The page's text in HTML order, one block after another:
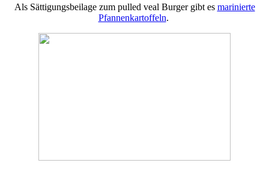
Als Sättigungsbeilage zum pulled veal Burger gibt es marinierte
Pfannenkartoffeln.